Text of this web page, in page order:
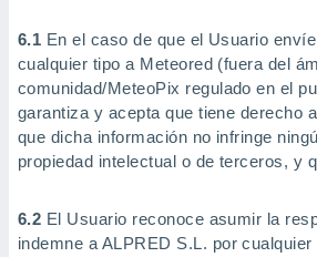
6.1 En el caso de que el Usuario
cualquier tipo a Meteored (fuera del
comunidad/MeteoPix regulado en el
garantiza y acepta que tiene derecho
que dicha información no infringe
propiedad intelectual o de terceros, y
6.2 El Usuario reconoce asumir la
indemne a ALPRED S.L. por